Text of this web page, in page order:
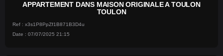
APPARTEMENT DANS MAISON ORIGINALE A TOULON
TOULON
Ref : x3s1P8PpZf1B871B3D4u
Date : 07/07/2025 21:15